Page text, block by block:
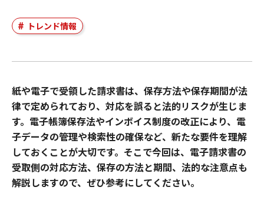
トレンド情報
紙や電子で受領した請求書は、保存方法や保存期間が法
律で定められており、対応を誤ると法的リスクが生じま
す。電子帳簿保存法やインボイス制度の改正により、電
子データの管理や検索性の確保など、新たな要件を理解
しておくことが大切です。そこで今回は、電子請求書の
受取側の対応方法、保存の方法と期間、法的な注意点も
解説しますので、ぜひ参考にしてください。